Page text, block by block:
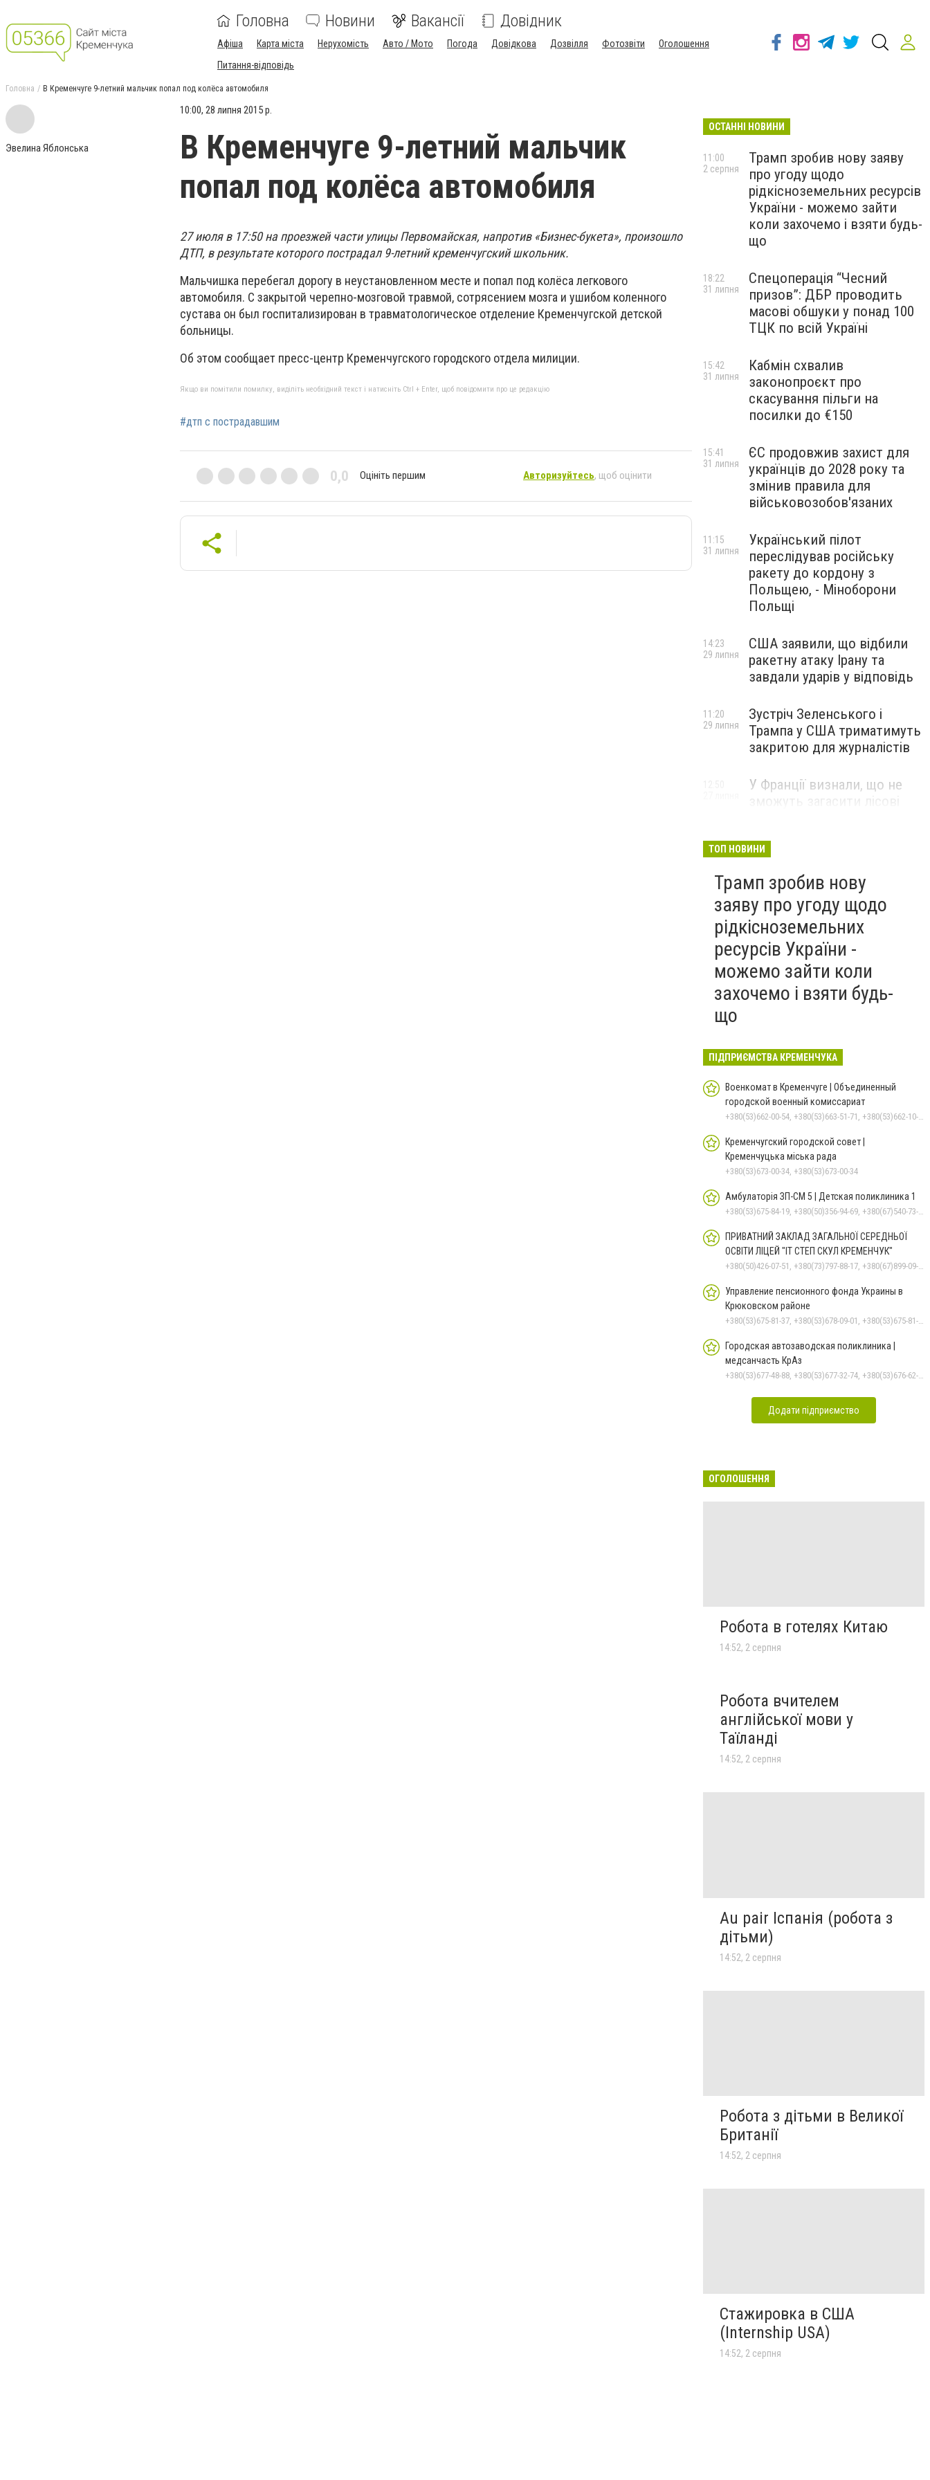
Головна Новини Вакансії Довідник
Афіша Карта міста Нерухомість Авто / Мото Погода Довідкова Дозвілля Фотозвіти
Оголошення
Питання-відповідь
Головна В Кременчуге 9-летний мальчик попал под колёса автомобиля
Эвелина Яблонська
10:00, 28 липня 2015 р.
В Кременчуге 9-летний мальчик
попал под колёса автомобиля
27 июля в 17:50 на проезжей части улицы Первомайская, напротив «Бизнес-букета», произошло
ДТП, в результате которого пострадал 9-летний кременчугский школьник.
Мальчишка перебегал дорогу в неустановленном месте и попал под колёса легкового
автомобиля. С закрытой черепно-мозговой травмой, сотрясением мозга и ушибом коленного
сустава он был госпитализирован в травматологическое отделение Кременчугской детской
больницы.
Об этом сообщает пресс-центр Кременчугского городского отдела милиции.
Якщо ви помітили помилку, виділіть необхідний текст і натисніть Ctrl + Enter, щоб повідомити про це редакцію
#дтп с пострадавшим
0,0 Оцініть першим Авторизуйтесь, щоб оцінити
ОСТАННІ НОВИНИ
Трамп зробив нову заяву
про угоду щодо
рідкісноземельних ресурсів
України - можемо зайти
коли захочемо і взяти будь-
що
11:00
2 серпня
Спецоперація “Чесний
призов”: ДБР проводить
масові обшуки у понад 100
ТЦК по всій Україні
18:22
31 липня
Кабмін схвалив
законопроєкт про
скасування пільги на
посилки до €150
15:42
31 липня
ЄС продовжив захист для
українців до 2028 року та
змінив правила для
військовозобов'язаних
15:41
31 липня
Український пілот
переслідував російську
ракету до кордону з
Польщею, - Міноборони
Польщі
11:15
31 липня
США заявили, що відбили
ракетну атаку Ірану та
завдали ударів у відповідь
14:23
29 липня
Зустріч Зеленського і
Трампа у США триматимуть
закритою для журналістів
11:20
29 липня
У Франції визнали, що не
ТОП НОВИНИ
Трамп зробив нову
заяву про угоду щодо
рідкісноземельних
ресурсів України -
можемо зайти коли
захочемо і взяти будь-
що
ПІДПРИЄМСТВА КРЕМЕНЧУКА
Военкомат в Кременчуге | Объединенный
городской военный комиссариат
+380(53)662-00-54, +380(53)663-51-71, +380(53)662-10-35
Кременчугский городской совет |
Кременчуцька міська рада
+380(53)673-00-34, +380(53)673-00-34
Амбулаторія ЗП-СМ 5 | Детская поликлиника 1
+380(53)675-84-19, +380(50)356-94-69, +380(67)540-73-87
ПРИВАТНИЙ ЗАКЛАД ЗАГАЛЬНОЇ СЕРЕДНЬОЇ
ОСВІТИ ЛІЦЕЙ "ІТ СТЕП СКУЛ КРЕМЕНЧУК"
+380(50)426-07-51, +380(73)797-88-17, +380(67)899-09-16
Управление пенсионного фонда Украины в
Крюковском районе
+380(53)675-81-37, +380(53)678-09-01, +380(53)675-81-32, +380(53)675-81-40, +380(53)675-81-33, +380(53)675-81-38, +380(53)675-81-31, +380(53)678-08-87
Городская автозаводская поликлиника |
медсанчасть КрАз
+380(53)677-48-88, +380(53)677-32-74, +380(53)676-62-99, +380536766187
Додати підприємство
ОГОЛОШЕННЯ
Робота в готелях Китаю
14:52, 2 серпня
Робота вчителем
англійської мови у
Таїланді
14:52, 2 серпня
Au pair Іспанія (робота з
дітьми)
14:52, 2 серпня
Робота з дітьми в Великої
Британії
14:52, 2 серпня
Стажировка в США
(Internship USA)
14:52, 2 серпня